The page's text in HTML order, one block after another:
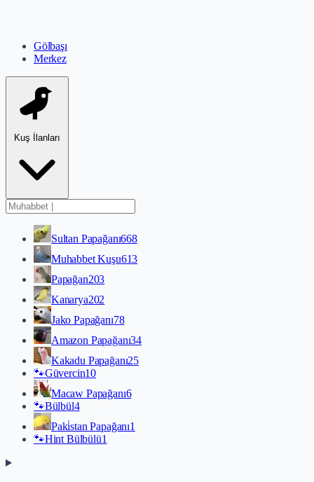
Gölbaşı
Merkez
Kuş İlanları
Sultan Papağanı668
Muhabbet Kuşu613
Papağan203
Kanarya202
Jako Papağanı78
Amazon Papağanı34
Kakadu Papağanı25
🐾Güvercin10
Macaw Papağanı6
🐾Bülbül4
Paki̇stan Papağanı1
🐾Hint Bülbülü1